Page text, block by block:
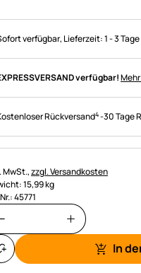
verfügbar, Lieferzeit:1 - 3 Tage
verfügbar!
Rückversand4-30 Tage
MwSt.,zzgl. Versandkosten
15,99 kg
45771
In